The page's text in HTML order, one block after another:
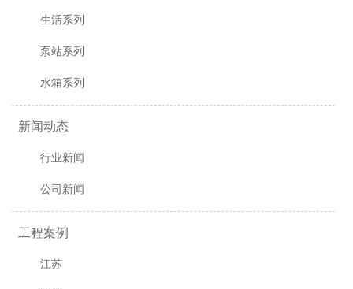
生活系列
泵站系列
水箱系列
新闻动态
行业新闻
公司新闻
工程案例
江苏